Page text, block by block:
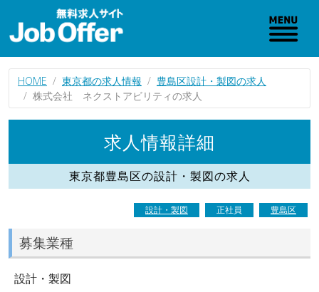
HOME 東京都の求人情報
豊島区設計・製図の求人
株式会社 ネクストアビリティの求人
求人情報詳細
東京都豊島区の設計・製図の求人
設計・製図 正社員 豊島区
募集業種
設計・製図